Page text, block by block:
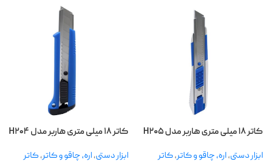
کاتر ۱۸ میلی متری هاربر مدل H۲۰۵
ابزار دستی,اره، چاقو و کاتر,کاتر
کاتر ۱۸ میلی متری هاربر مدل H۲۰۴
ابزار دستی,اره، چاقو و کاتر,کاتر